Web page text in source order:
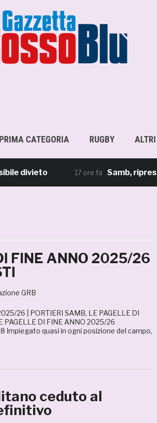
PRIMA CATEGORIA RUGBY ALTRI
divieto 17 ore fa Samb, ripresi
FINE ANNO 2025/26
GRB
26 | PORTIERI SAMB, LE PAGELLE DI
PAGELLE DI FINE ANNO 2025/26
quasi in ogni posizione del campo,
ceduto al